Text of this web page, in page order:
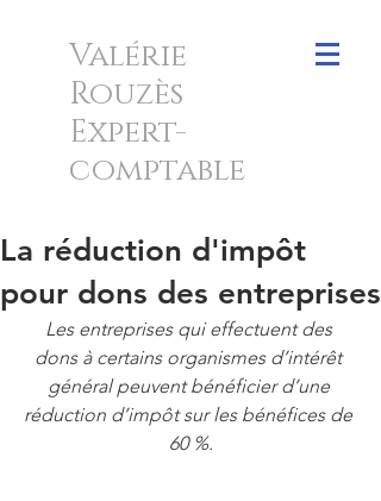
Valérie
Rouzès
Expert-
comptable
La réduction d'impôt
pour dons des entreprises
Les entreprises qui effectuent des
dons à certains organismes d’intérêt
général peuvent bénéficier d’une
réduction d’impôt sur les bénéfices de
60 %.